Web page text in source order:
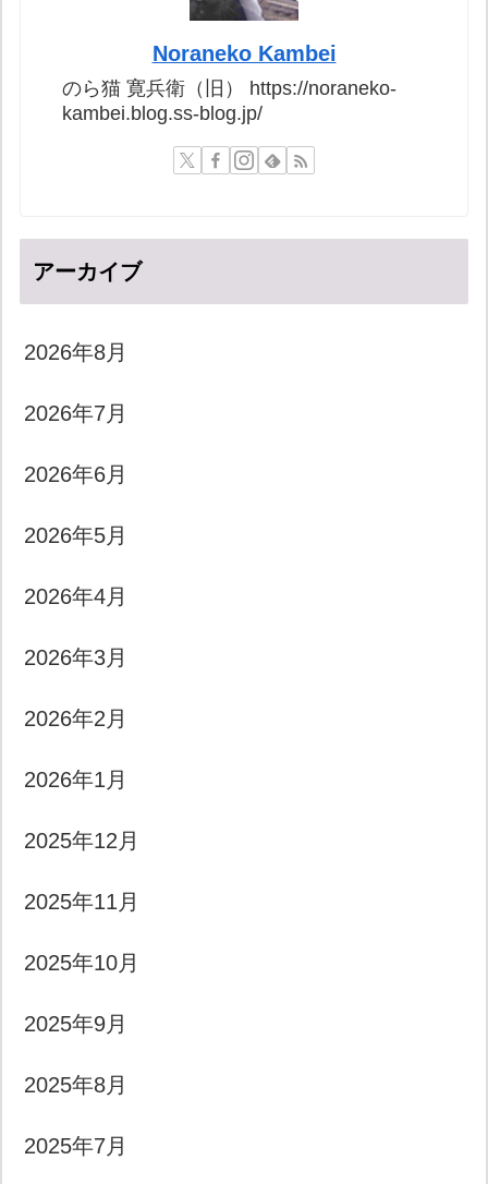
Noraneko Kambei
のら猫 寛兵衛（旧） https://noraneko-
kambei.blog.ss-blog.jp/
アーカイブ
2026年8月
2026年7月
2026年6月
2026年5月
2026年4月
2026年3月
2026年2月
2026年1月
2025年12月
2025年11月
2025年10月
2025年9月
2025年8月
2025年7月